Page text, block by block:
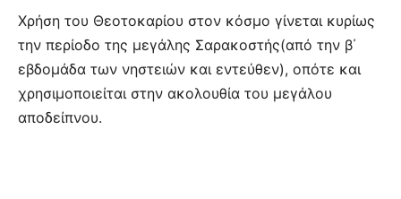
Χρήση του Θεοτοκαρίου στον κόσµο γίνεται κυρίως
την περίοδο της µεγάλης Σαρακοστής(από την β΄
εβδοµάδα των νηστειών και εντεύθεν), οπότε και
χρησιµοποιείται στην ακολουθία του µεγάλου
αποδείπνου.